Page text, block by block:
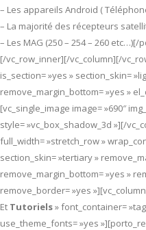
– Les appareils Android (
– La majorité des récepteurs
– Les MAG (250 – 254 – 260
[/vc_row_inner][/vc_column][/
is_section= »yes » section_skin=
remove_margin_bottom= »yes »
[vc_single_image image= »690″
style= »vc_box_shadow_3d »][/
full_width= »stretch_row »
section_skin= »tertiary »
remove_margin_bottom= »yes »
remove_border= »yes
Et Tutoriels» font_container=
use_theme_fonts= »yes